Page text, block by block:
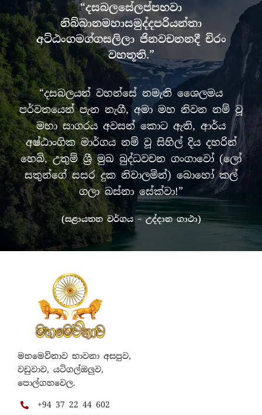
“දසබලසේලප්පභවා
නිබ්බානමහාසමුද්දපරියන්තා
අට්ඨංගමග්ගසලිලා ජිනවචනනදී චිරං
වහතූති.”
“දසබලයන් වහන්සේ නමැති ශෛලමය
පර්වතයෙන් පැන නැගී, අමා මහ නිවන නම් වූ
මහා සාගරය අවසන් කොට ඇති, ආර්ය
අෂ්ඨාංගික මාර්ගය නම් වූ සිහිල් දිය දහරින්
හෙබි, උතුම් ශ්‍රී මුඛ බුද්ධවචන ගංගාවෝ (ලෝ
සතුන්ගේ සසර දුක නිවාලමින්) බොහෝ කල්
ගලා බස්නා සේක්වා!”
(සළායතන වර්ගය – උද්දාන ගාථා)
මහමෙව්නාව භාවනා අසපුව,
වඩුවාව, යටිගල්ඔලුව,
පොල්ගහවෙල.
+94 37 22 44 602